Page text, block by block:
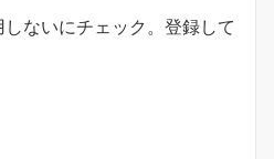
ないにチェック。登録して